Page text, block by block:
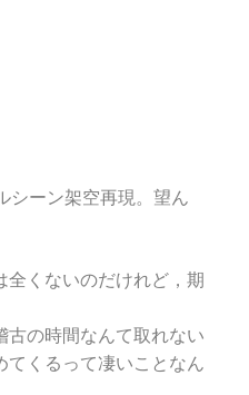
シーン架空再現。望ん
全くないのだけれど，期
古の時間なんて取れない
てくるって凄いことなん